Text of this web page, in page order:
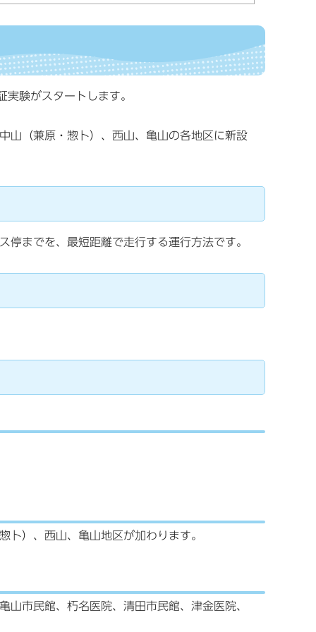
験がスタートします。
山（兼原・惣卜）、西山、亀山の各地区に新設
停までを、最短距離で走行する運行方法です。
卜）、西山、亀山地区が加わります。
市民館、朽名医院、清田市民館、津金医院、